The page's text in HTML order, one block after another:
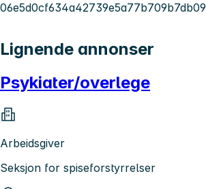
06e5d0cf634a42739e5a77b709b7db09
Lignende annonser
Psykiater/overlege
Arbeidsgiver
Seksjon for spiseforstyrrelser